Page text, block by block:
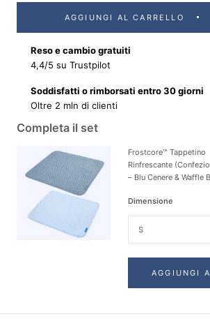
AGGIUNGI AL CARRELLO
Reso e cambio gratuiti
4,4/5 su Trustpilot
Soddisfatti o rimborsati entro 30 giorni
Oltre 2 mln di clienti
Completa il set
Frostcore™ Tappetino
Rinfrescante
– Blu Cenere & Waffle
Dimensione
S
AGGIUNGI